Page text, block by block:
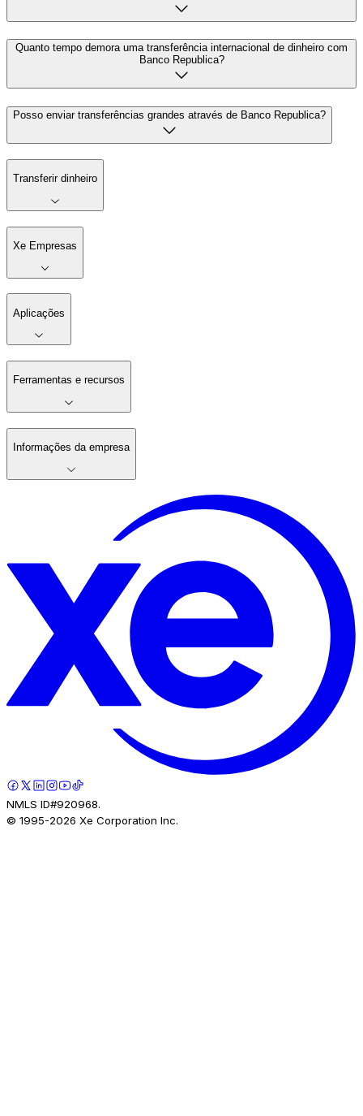
Quanto tempo demora uma transferência internacional de dinheiro com
Banco Republica?
Posso enviar transferências grandes através de Banco Republica?
Transferir dinheiro
Xe Empresas
Aplicações
Ferramentas e recursos
Informações da empresa
NMLS ID#920968.
© 1995-2026 Xe Corporation Inc.